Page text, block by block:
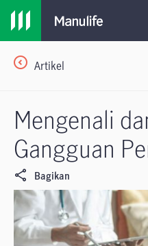
Artikel
Mengenali
Gangguan
Bagikan